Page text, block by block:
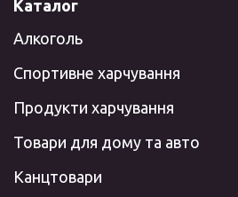
Каталог
Алкоголь
Спортивне харчування
Продукти харчування
Товари для дому та авто
Канцтовари